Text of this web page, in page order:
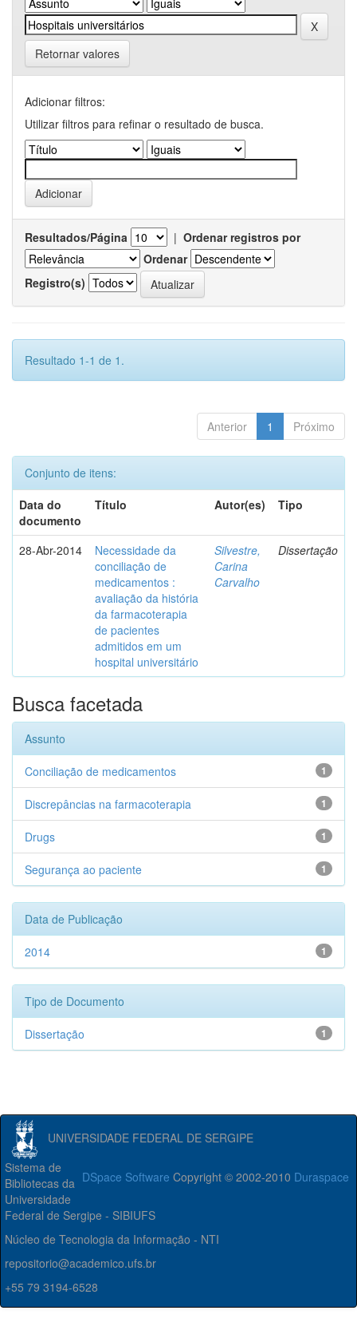
Retornar valores
Adicionar filtros:
Utilizar filtros para refinar o resultado de busca.
Resultados/Página | Ordenar registros por
Ordenar
Registro(s)
Resultado 1-1 de 1.
Anterior 1 Próximo
Conjunto de itens:
Data do
documento
Título Autor(es) Tipo
28-Abr-2014
Necessidade da
conciliação de
medicamentos :
avaliação da história
da farmacoterapia
de pacientes
admitidos em um
hospital universitário
Silvestre,
Carina
Carvalho
Dissertação
Busca facetada
Assunto
1
Conciliação de medicamentos
1
Discrepâncias na farmacoterapia
1
Drugs
1
Segurança ao paciente
Data de Publicação
1
2014
Tipo de Documento
1
Dissertação
UNIVERSIDADE FEDERAL DE SERGIPE
DSpace Software Copyright © 2002-2010 Duraspace
Sistema de
Bibliotecas da
Universidade
Federal de Sergipe - SIBIUFS
Núcleo de Tecnologia da Informação - NTI
repositorio@academico.ufs.br
+55 79 3194-6528